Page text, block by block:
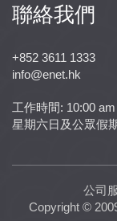
聯絡我們
+852 3611 1333
info@enet.hk
工作時間: 10:00
星期六日及公眾假
公司
Copyright ©